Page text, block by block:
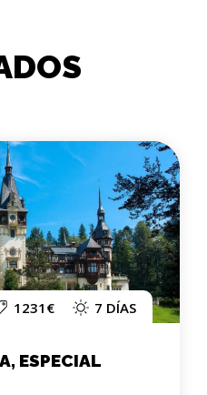
1231€ 7 DÍAS
ESPECIAL